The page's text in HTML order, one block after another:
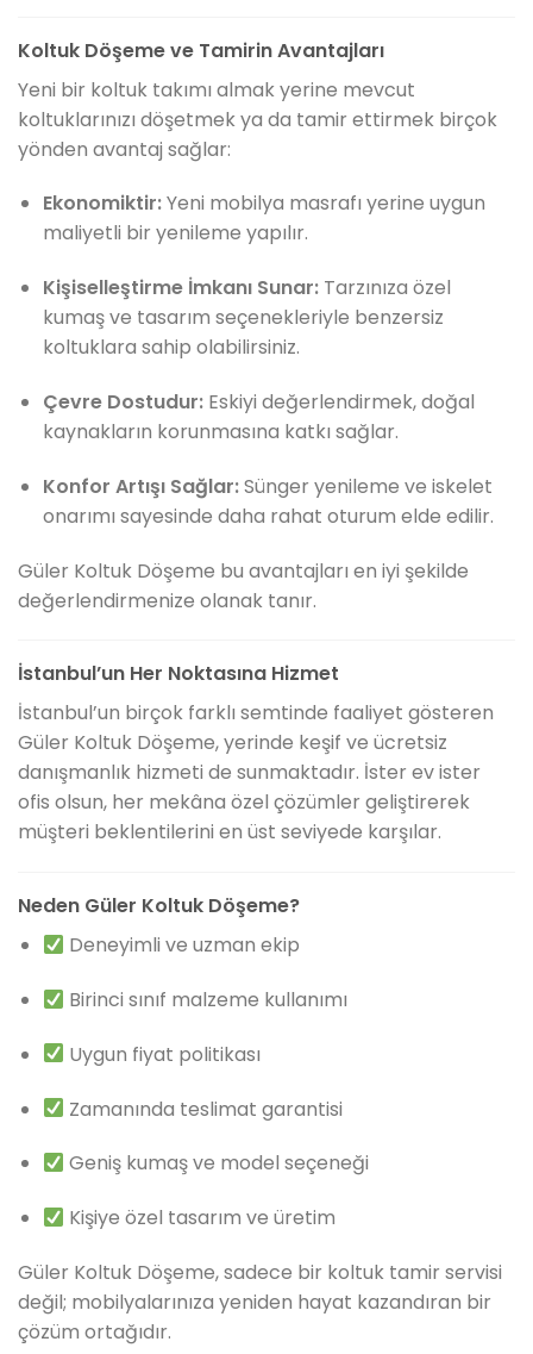
Koltuk Döşeme ve Tamirin Avantajları
Yeni bir koltuk takımı almak yerine mevcut
koltuklarınızı döşetmek ya da tamir ettirmek birçok
yönden avantaj sağlar:
Ekonomiktir:Yeni mobilya masrafı yerine uygun
maliyetli bir yenileme yapılır.
Kişiselleştirme İmkanı Sunar:Tarzınıza özel
kumaş ve tasarım seçenekleriyle benzersiz
koltuklara sahip olabilirsiniz.
Çevre Dostudur:Eskiyi değerlendirmek, doğal
kaynakların korunmasına katkı sağlar.
Konfor Artışı Sağlar:Sünger yenileme ve iskelet
onarımı sayesinde daha rahat oturum elde edilir.
Güler Koltuk Döşeme bu avantajları en iyi şekilde
değerlendirmenize olanak tanır.
İstanbul’un Her Noktasına Hizmet
İstanbul’un birçok farklı semtinde faaliyet gösteren
Güler Koltuk Döşeme, yerinde keşif ve ücretsiz
danışmanlık hizmeti de sunmaktadır. İster ev ister
ofis olsun, her mekâna özel çözümler geliştirerek
müşteri beklentilerini en üst seviyede karşılar.
Neden Güler Koltuk Döşeme?
Deneyimli ve uzman ekip
Birinci sınıf malzeme kullanımı
Uygun fiyat politikası
Zamanında teslimat garantisi
Geniş kumaş ve model seçeneği
Kişiye özel tasarım ve üretim
Güler Koltuk Döşeme, sadece bir koltuk tamir servisi
değil; mobilyalarınıza yeniden hayat kazandıran bir
çözüm ortağıdır.